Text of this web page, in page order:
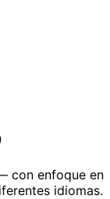
con enfoque en
idiomas.